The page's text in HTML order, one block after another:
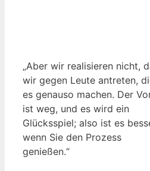
„Aber wir realisieren nicht,
wir gegen Leute antreten,
es genauso machen. Der
ist weg, und es wird ein
Glücksspiel; also ist es
wenn Sie den Prozess
genießen.“